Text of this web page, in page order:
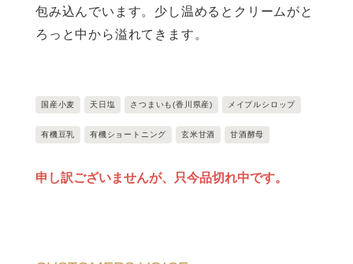
包み込んでいます。少し温めるとクリームがと
ろっと中から溢れてきます。
国産小麦 天日塩 さつまいも(香川県産) メイプルシロップ
有機豆乳 有機ショートニング 玄米甘酒 甘酒酵母
申し訳ございませんが、只今品切れ中です。